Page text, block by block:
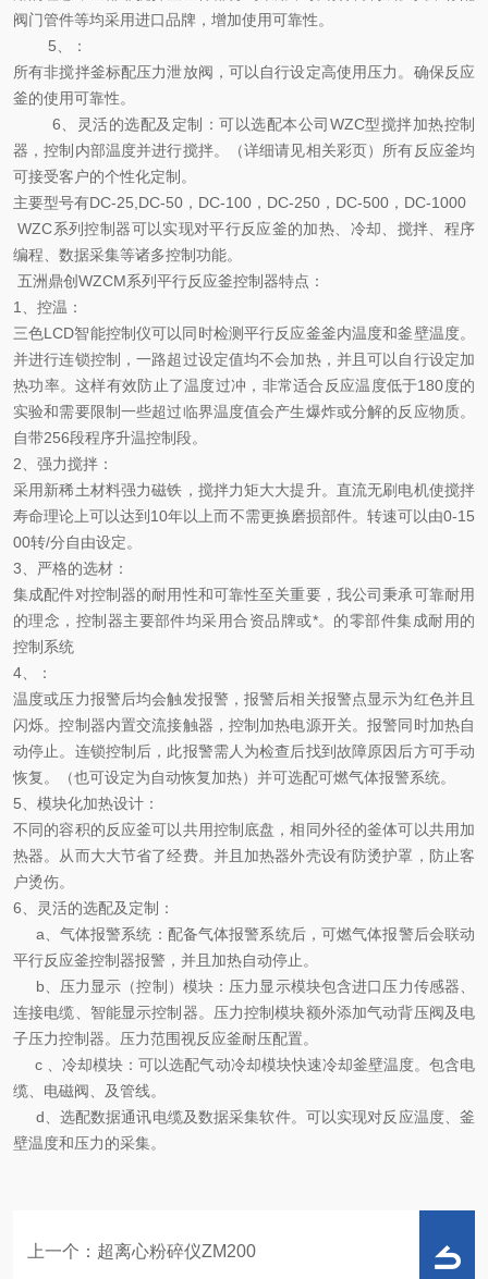
阀门管件等均采用进口品牌，增加使用可靠性。
5、
：
所有非搅拌釜标配压力泄放阀，可以自行设定高使用压力。确保反应
釜的使用可靠性。
6、
灵活的选配及定制
：可以选配本公司WZC型搅拌加热控制
器，控制内部温度并进行搅拌。（详细请见相关彩页）所有反应釜均
可接受客户的个性化定制。
主要型号有DC-25,DC-50，DC-100，DC-250，DC-500，DC-1000
WZC系列控制器可以实现对平行反应釜的加热、冷却、搅拌、程序
编程、数据采集等诸多控制功能。
五洲鼎创WZCM系列平行反应釜控制器特点 ：
1、 控温 ：
三色LCD智能控制仪可以同时检测平行反应釜釜内温度和釜壁温度。
并进行连锁控制，一路超过设定值均不会加热，并且可以自行设定加
热功率。这样有效防止了温度过冲，非常适合反应温度低于180度的
实验和需要限制一些超过临界温度值会产生爆炸或分解的反应物质。
自带256段程序升温控制段。
2、 强力搅拌 ：
采用新稀土材料强力磁铁，搅拌力矩大大提升。直流无刷电机使搅拌
寿命理论上可以达到10年以上而不需更换磨损部件。转速可以由0-15
00转/分自由设定。
3、 严格的选材 ：
集成配件对控制器的耐用性和可靠性至关重要，我公司秉承可靠耐用
的理念，控制器主要部件均采用合资品牌或*。的零部件集成耐用的
控制系统
4、
：
温度或压力报警后均会触发报警，报警后相关报警点显示为红色并且
闪烁。控制器内置交流接触器，控制加热电源开关。报警同时加热自
动停止。连锁控制后，此报警需人为检查后找到故障原因后方可手动
恢复。（也可设定为自动恢复加热）并可选配可燃气体报警系统。
5、 模块化加热设计 ：
不同的容积的反应釜可以共用控制底盘，相同外径的釜体可以共用加
热器。从而大大节省了经费。并且加热器外壳设有防烫护罩，防止客
户烫伤。
6、
灵活的选配及定制 ：
a、气体报警系统：配备气体报警系统后，可燃气体报警后会联动
平行反应釜控制器报警，并且加热自动停止。
b、压力显示（控制）模块：压力显示模块包含进口压力传感器、
连接电缆、智能显示控制器。压力控制模块额外添加气动背压阀及电
子压力控制器。压力范围视反应釜耐压配置。
c 、冷却模块：可以选配气动冷却模块快速冷却釜壁温度。包含电
缆、电磁阀、及管线。
d、选配数据通讯电缆及数据采集软件。可以实现对反应温度、釜
壁温度和压力的采集。
上一个： 超离心粉碎仪ZM200